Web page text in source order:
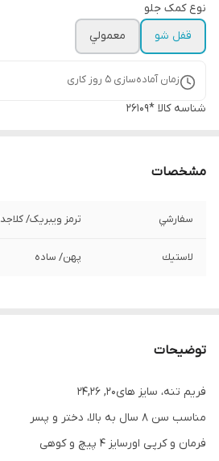
نوع کمک جلو
قفل شو
معمولي
زمان آماده‌سازی 5 روز کاری
شناسه کالا *26109
مشخصات
سفارشي ترمز ویبریک/
لاستيك پهن/ ساده
توضیحات
فریم تنه، سایز های20, 24,26
مناسب سن ٨ سال به بالا، دختر و پسر
فرمان و کر‌پی اورسایز ۴ پیچ و کوهی